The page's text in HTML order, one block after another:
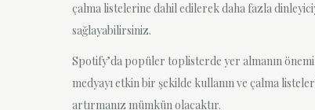
çalma listelerine dahil edilerek daha fazla
sağlayabilirsiniz.
Spotify’da popüler toplisterde yer almanın
medyayı etkin bir şekilde kullanın ve çalma
artırmanız mümkün olacaktır.